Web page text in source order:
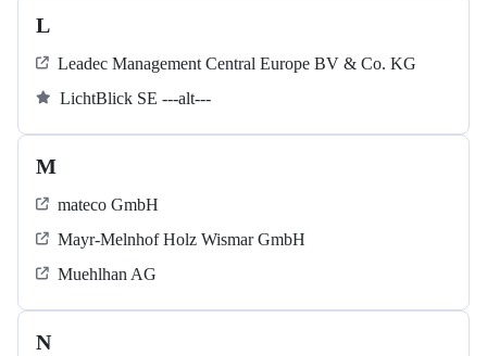
L
Leadec Management Central Europe BV & Co. KG
LichtBlick SE ---alt---
M
mateco GmbH
Mayr-Melnhof Holz Wismar GmbH
Muehlhan AG
N